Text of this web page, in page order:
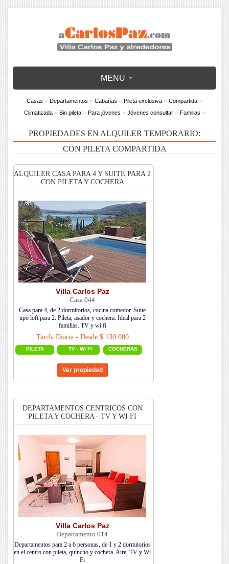
MENU
Casas » Departamentos » Cabañas » Pileta exclusiva » Compartida »
Climatizada» Sin pileta» Para jóvenes » Jóvenes consultar» Familias »
PROPIEDADES EN ALQUILER TEMPORARIO:
CON PILETA COMPARTIDA
ALQUILER CASA PARA 4 Y SUITE PARA 2
CON PILETA Y COCHERA
Villa Carlos Paz
Casa 044
Casa para 4, de 2 dormitorios, cocina comedor. Suite
tipo loft para 2. Pileta, asador y cochera. Ideal para 2
familias. TV y wi fi
Tarifa Diaria - Desde:$ 130.000
PILETA TV - WI FI COCHERAS
DEPARTAMENTOS CENTRICOS CON
PILETA Y COCHERA - TV Y WI FI
Villa Carlos Paz
Departamento 014
Departamentos para 2 a 6 personas, de 1 y 2 dormitorios
en el centro con pileta, quincho y cochera. Aire, TV y Wi
Fi